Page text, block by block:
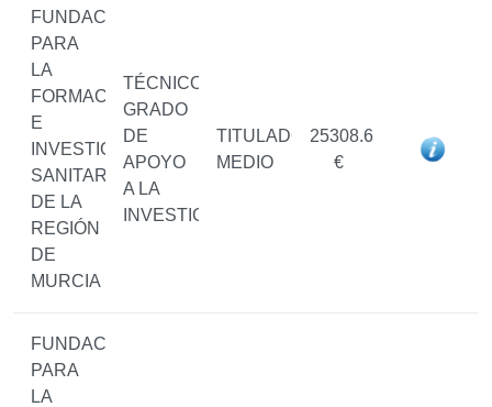
FUNDACIÓN
PARA
LA
FORMACIÓN
E
INVESTIGACIÓN
SANITARIAS
DE LA
REGIÓN
DE
MURCIA
TÉCNICO/A
GRADO
DE
APOYO
A LA
INVESTIGACIÓN
TITULADO/A
MEDIO
25308.6
€
FUNDACIÓN
PARA
LA